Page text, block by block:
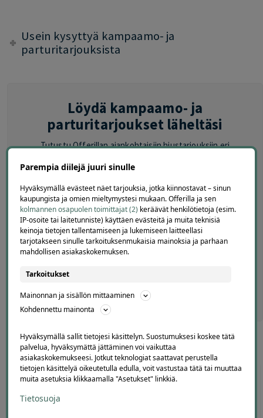
Usein kysyttyä kampaamo- ja
parturitarjouksista
Löydä kampaamo- ja
parturitarjoukset läheltäsi
Tutustu Offerillan ajankohtaisiin hiustarjouksiin eri
HELSINKI |ESPOO|VANTAA|TURKU|TAMPERE
JYVÄSKYLÄ|OULU
Lisäksi sivuiltamme löydät
KAUNEUSTARJOUKSET
JALKAHOIDOT
Offerillaajien arvosteluja
Parempia diilejä juuri sinulle
Hyväksymällä evästeet näet tarjouksia, jotka kiinnostavat – sinun
kaupungista ja omien mieltymystesi mukaan. Offerilla ja sen
kolmannen osapuolen toimittajat (2) keräävät henkilötietoja (esim.
IP-osoite tai laitetunniste) käyttäen evästeitä ja muita teknisiä
keinoja tietojen tallentamiseen ja lukemiseen laitteellasi
tarjotakseen sinulle tarkoituksenmukaisia mainoksia ja parhaan
mahdollisen asiakaskokemuksen.
Tarkoitukset
Mainonnan ja sisällön mittaaminen
Kohdennettu mainonta
Hyväksymällä sallit tietojesi käsittelyn. Suostumuksesi koskee tätä
palvelua, hyväksymättä jättäminen voi vaikuttaa
asiakaskokemukseesi. Jotkut teknologiat saattavat perustella
tietojen käsittelyä oikeutetulla edulla, voit vastustaa tätä tai muuttaa
muita asetuksia klikkaamalla "Asetukset" linkkiä.
Tietosuoja